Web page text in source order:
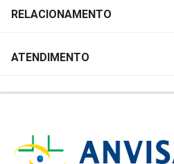
RELACIONAMENTO
ATENDIMENTO